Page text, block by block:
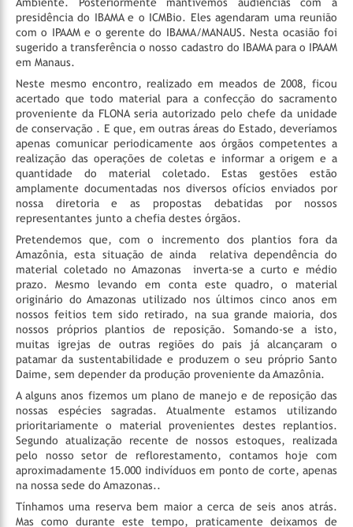
presidência do IBAMA e o ICMBio. Eles agendaram uma reunião
com o IPAAM e o gerente do IBAMA/MANAUS. Nesta ocasião foi
sugerido a transferência o nosso cadastro do IBAMA para o IPAAM
em Manaus.
Neste mesmo encontro, realizado em meados de 2008, ficou
acertado que todo material para a confecção do sacramento
proveniente da FLONA seria autorizado pelo chefe da unidade
de conservação . E que, em outras áreas do Estado, deveríamos
apenas comunicar periodicamente aos órgãos competentes a
realização das operações de coletas e informar a origem e a
quantidade do material coletado. Estas gestões estão
amplamente documentadas nos diversos ofícios enviados por
nossa diretoria e as propostas debatidas por nossos
representantes junto a chefia destes órgãos.
Pretendemos que, com o incremento dos plantios fora da
Amazônia, esta situação de ainda relativa dependência do
material coletado no Amazonas inverta-se a curto e médio
prazo. Mesmo levando em conta este quadro, o material
originário do Amazonas utilizado nos últimos cinco anos em
nossos feitios tem sido retirado, na sua grande maioria, dos
nossos próprios plantios de reposição. Somando-se a isto,
muitas igrejas de outras regiões do pais já alcançaram o
patamar da sustentabilidade e produzem o seu próprio Santo
Daime, sem depender da produção proveniente da Amazônia.
A alguns anos fizemos um plano de manejo e de reposição das
nossas espécies sagradas. Atualmente estamos utilizando
prioritariamente o material provenientes destes replantios.
Segundo atualização recente de nossos estoques, realizada
pelo nosso setor de reflorestamento, contamos hoje com
aproximadamente 15.000 indivíduos em ponto de corte, apenas
na nossa sede do Amazonas..
Tínhamos uma reserva bem maior a cerca de seis anos atrás.
Mas como durante este tempo, praticamente deixamos de